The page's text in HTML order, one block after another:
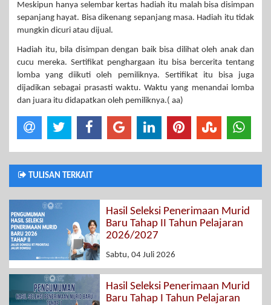
Meskipun hanya selembar kertas hadiah itu malah bisa disimpan
sepanjang hayat. Bisa dikenang sepanjang masa. Hadiah itu tidak
mungkin dicuri atau dijual.
Hadiah itu, bila disimpan dengan baik bisa dilihat oleh anak dan
cucu mereka. Sertifikat penghargaan itu bisa bercerita tentang
lomba yang diikuti oleh pemiliknya. Sertifikat itu bisa juga
dijadikan sebagai prasasti waktu. Waktu yang menandai lomba
dan juara itu didapatkan oleh pemiliknya.( aa)
TULISAN TERKAIT
Hasil Seleksi Penerimaan Murid
Baru Tahap II Tahun Pelajaran
2026/2027
Sabtu, 04 Juli 2026
Hasil Seleksi Penerimaan Murid
Baru Tahap I Tahun Pelajaran